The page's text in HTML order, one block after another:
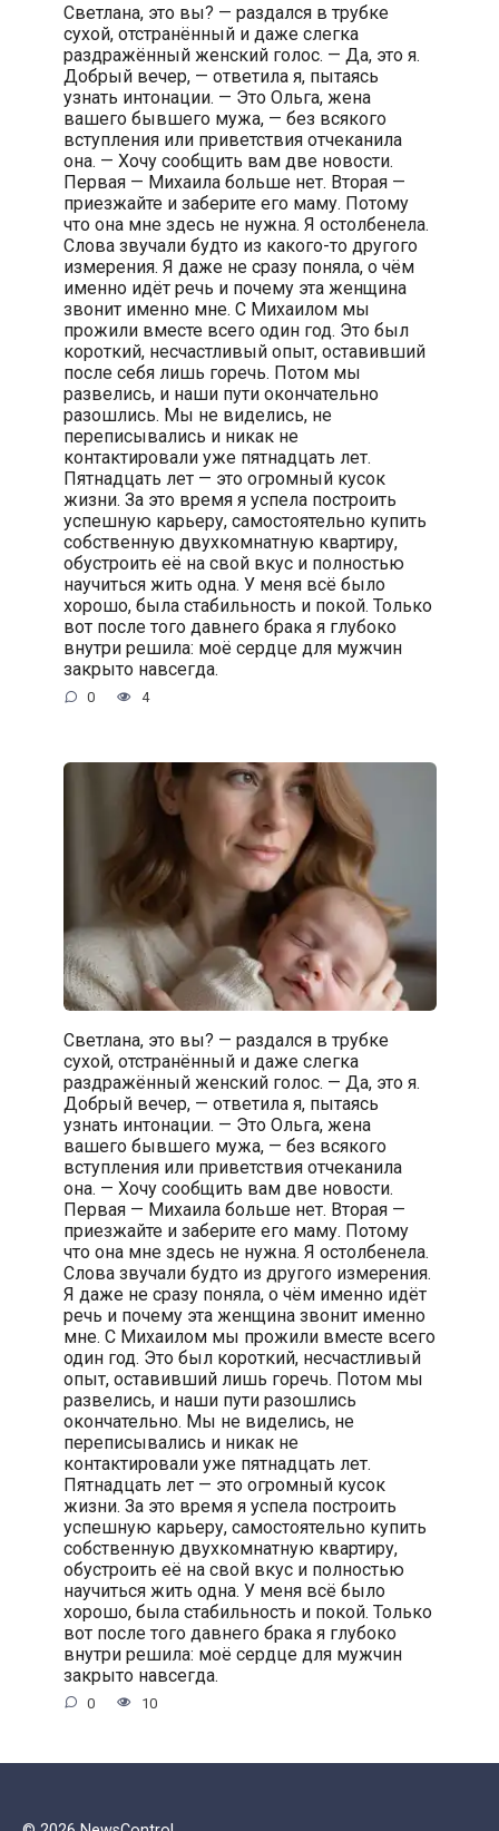
Светлана, это вы? — раздался в трубке
сухой, отстранённый и даже слегка
раздражённый женский голос. — Да, это я.
Добрый вечер, — ответила я, пытаясь
узнать интонации. — Это Ольга, жена
вашего бывшего мужа, — без всякого
вступления или приветствия отчеканила
она. — Хочу сообщить вам две новости.
Первая — Михаила больше нет. Вторая —
приезжайте и заберите его маму. Потому
что она мне здесь не нужна. Я остолбенела.
Слова звучали будто из какого-то другого
измерения. Я даже не сразу поняла, о чём
именно идёт речь и почему эта женщина
звонит именно мне. С Михаилом мы
прожили вместе всего один год. Это был
короткий, несчастливый опыт, оставивший
после себя лишь горечь. Потом мы
развелись, и наши пути окончательно
разошлись. Мы не виделись, не
переписывались и никак не
контактировали уже пятнадцать лет.
Пятнадцать лет — это огромный кусок
жизни. За это время я успела построить
успешную карьеру, самостоятельно купить
собственную двухкомнатную квартиру,
обустроить её на свой вкус и полностью
научиться жить одна. У меня всё было
хорошо, была стабильность и покой. Только
вот после того давнего брака я глубоко
внутри решила: моё сердце для мужчин
закрыто навсегда.
0 4
Светлана, это вы? — раздался в трубке
сухой, отстранённый и даже слегка
раздражённый женский голос. — Да, это я.
Добрый вечер, — ответила я, пытаясь
узнать интонации. — Это Ольга, жена
вашего бывшего мужа, — без всякого
вступления или приветствия отчеканила
она. — Хочу сообщить вам две новости.
Первая — Михаила больше нет. Вторая —
приезжайте и заберите его маму. Потому
что она мне здесь не нужна. Я остолбенела.
Слова звучали будто из другого измерения.
Я даже не сразу поняла, о чём именно идёт
речь и почему эта женщина звонит именно
мне. С Михаилом мы прожили вместе всего
один год. Это был короткий, несчастливый
опыт, оставивший лишь горечь. Потом мы
развелись, и наши пути разошлись
окончательно. Мы не виделись, не
переписывались и никак не
контактировали уже пятнадцать лет.
Пятнадцать лет — это огромный кусок
жизни. За это время я успела построить
успешную карьеру, самостоятельно купить
собственную двухкомнатную квартиру,
обустроить её на свой вкус и полностью
научиться жить одна. У меня всё было
хорошо, была стабильность и покой. Только
вот после того давнего брака я глубоко
внутри решила: моё сердце для мужчин
закрыто навсегда.
0 10